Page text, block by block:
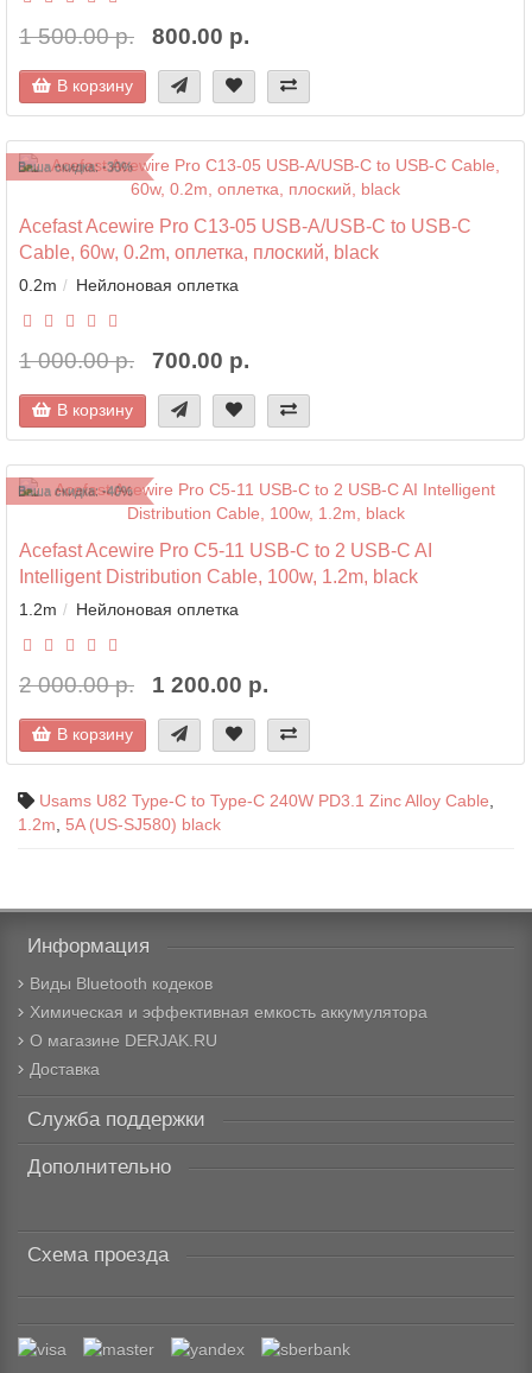
1 500.00 р. 800.00 р.
В корзину
Ваша скидка: -30%
Acefast Acewire Pro C13-05 USB-A/USB-C to USB-C
Cable, 60w, 0.2m, оплетка, плоский, black
0.2m Нейлоновая оплетка
1 000.00 р. 700.00 р.
В корзину
Ваша скидка: -40%
Acefast Acewire Pro C5-11 USB-C to 2 USB-C AI
Intelligent Distribution Cable, 100w, 1.2m, black
1.2m Нейлоновая оплетка
2 000.00 р. 1 200.00 р.
В корзину
Usams U82 Type-C to Type-C 240W PD3.1 Zinc Alloy Cable
1.2m
5A (US-SJ580) black
Информация
Виды Bluetooth кодеков
Химическая и эффективная емкость аккумулятора
О магазине DERJAK.RU
Доставка
Служба поддержки
Дополнительно
Схема проезда